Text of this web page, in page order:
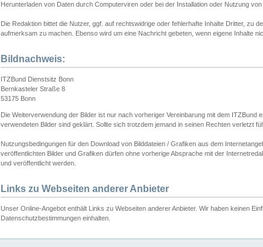
Herunterladen von Daten durch Computerviren oder bei der Installation oder Nutzung
Die Redaktion bittet die Nutzer, ggf. auf rechtswidrige oder fehlerhafte Inhalte Dritter, zu
aufmerksam zu machen. Ebenso wird um eine Nachricht gebeten, wenn eigene Inhalte
Bildnachweis:
ITZBund Dienstsitz Bonn
Bernkasteler Straße 8
53175 Bonn
Die Weiterverwendung der Bilder ist nur nach vorheriger Vereinbarung mit dem ITZBund
verwendeten Bilder sind geklärt. Sollte sich trotzdem jemand in seinen Rechten verletzt
Nutzungsbedingungen für den Download von Bilddateien / Grafiken aus dem
veröffentlichten Bilder und Grafiken dürfen ohne vorherige Absprache mit der
und veröffentlicht werden.
Links zu Webseiten anderer Anbieter
Unser Online-Angebot enthält Links zu Webseiten anderer Anbieter. Wir haben keinen
Datenschutzbestimmungen einhalten.